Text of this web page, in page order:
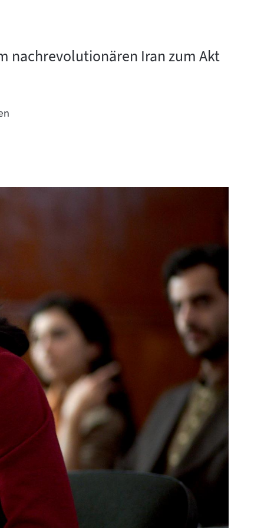
nachrevolutionären Iran zum Akt